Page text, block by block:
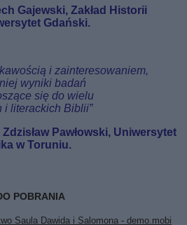
Gajewski, Zakład Historii
Gdański.
i zainteresowaniem,
wyniki badań
się do wielu
i literackich Biblii”
Pawłowski, Uniwersytet
w Toruniu.
POBRANIA
Saula Dawida i Salomona - demo.mobi